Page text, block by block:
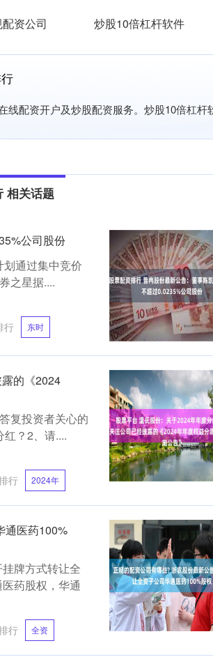
资公司 炒股10倍杠杆软件
配资开户及炒股配资服务。炒股10倍杠
相关话题
公司股份
通过集中竞价
之星据....
行 东时
的《2024
复投资者关心的
？2、请....
行 2024年
通医药100%
牌方式转让全
药股权，华通
行 全资